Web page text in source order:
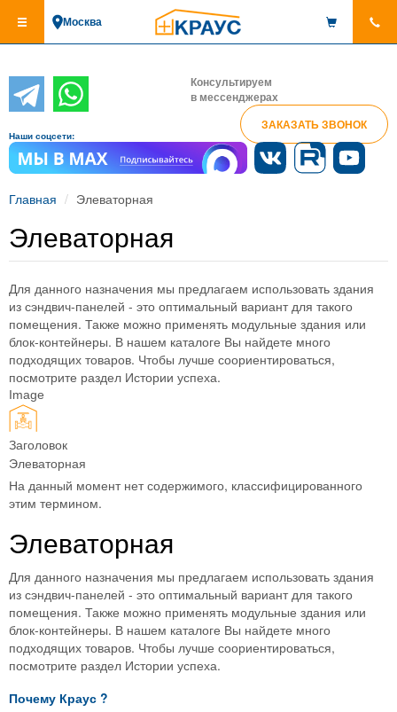
основному
Москва
Консультируем
в мессенджерах
ЗАКАЗАТЬ ЗВОНОК
Наши соцсети:
Главная Элеваторная
Элеваторная
Для данного назначения мы предлагаем использовать здания
из сэндвич-панелей - это оптимальный вариант для такого
помещения. Также можно применять модульные здания или
блок-контейнеры. В нашем каталоге Вы найдете много
подходящих товаров. Чтобы лучше соориентироваться,
посмотрите раздел Истории успеха.
Image
Заголовок
Элеваторная
На данный момент нет содержимого, классифицированного
этим термином.
Элеваторная
Для данного назначения мы предлагаем использовать здания
из сэндвич-панелей - это оптимальный вариант для такого
помещения. Также можно применять модульные здания или
блок-контейнеры. В нашем каталоге Вы найдете много
подходящих товаров. Чтобы лучше соориентироваться,
посмотрите раздел Истории успеха.
Почему Краус ?